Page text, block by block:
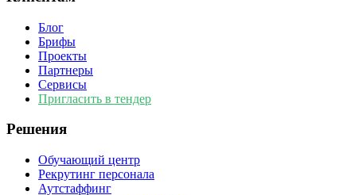
Блог
Брифы
Проекты
Партнеры
Сервисы
Пригласить в тендер
Решения
Обучающий центр
Рекрутинг персонала
Аутстаффинг